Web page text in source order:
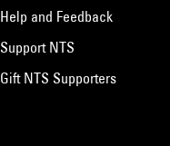
Help and Feedback
Support NTS
Gift NTS Supporters